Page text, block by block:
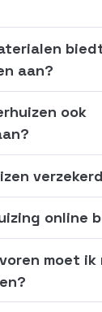
aan?
ook
online
moet ik